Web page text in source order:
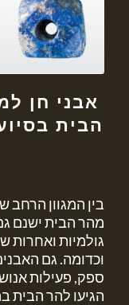
אבני חן
הבית
בין המגוון
מהר הבית ישנם
גולמיות ואחרות
וכדומה. גם
ספק, פעילות
הגיעו להר הבית